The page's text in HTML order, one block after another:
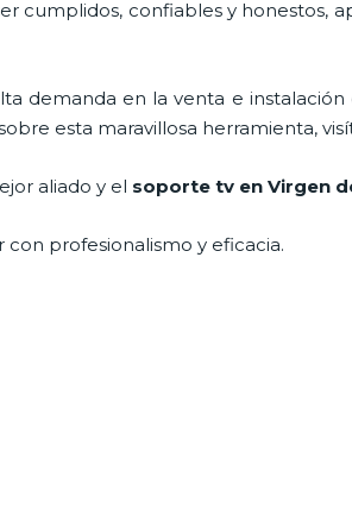
cumplidos, confiables y honestos,
demanda en la venta e instalación
esta maravillosa herramienta,
aliado y el soporte tv en Virgen
profesionalismo y eficacia.